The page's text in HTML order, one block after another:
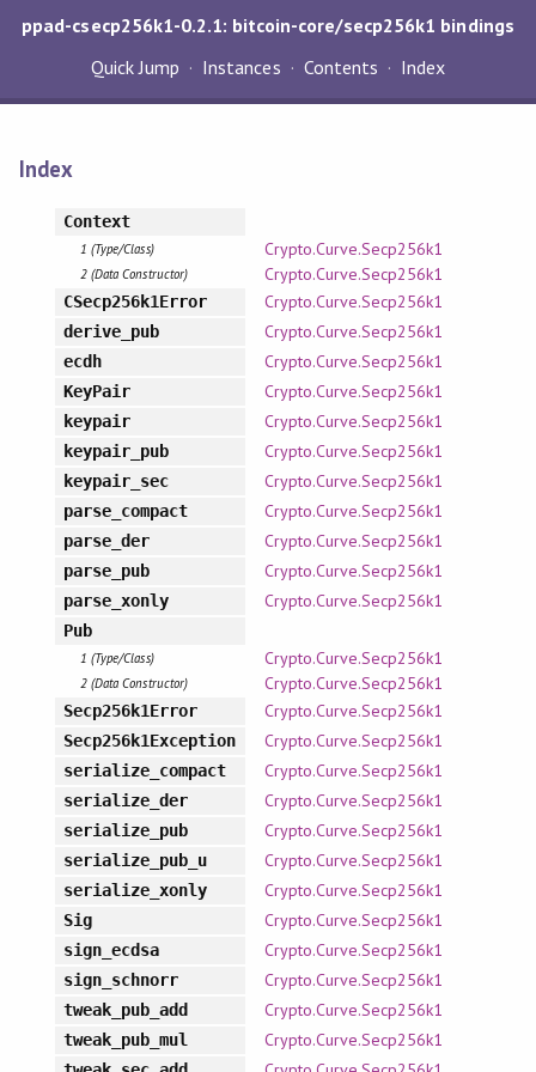
ppad-csecp256k1-0.2.1: bitcoin-core/secp256k1 bindings
Quick Jump
Instances Contents Index
Index
Context
1 (Type/Class) Crypto.Curve.Secp256k1
2 (Data Constructor) Crypto.Curve.Secp256k1
CSecp256k1Error Crypto.Curve.Secp256k1
derive_pub Crypto.Curve.Secp256k1
ecdh Crypto.Curve.Secp256k1
KeyPair Crypto.Curve.Secp256k1
keypair Crypto.Curve.Secp256k1
keypair_pub Crypto.Curve.Secp256k1
keypair_sec Crypto.Curve.Secp256k1
parse_compact Crypto.Curve.Secp256k1
parse_der Crypto.Curve.Secp256k1
parse_pub Crypto.Curve.Secp256k1
parse_xonly Crypto.Curve.Secp256k1
Pub
1 (Type/Class) Crypto.Curve.Secp256k1
2 (Data Constructor) Crypto.Curve.Secp256k1
Secp256k1Error Crypto.Curve.Secp256k1
Secp256k1Exception Crypto.Curve.Secp256k1
serialize_compact Crypto.Curve.Secp256k1
serialize_der Crypto.Curve.Secp256k1
serialize_pub Crypto.Curve.Secp256k1
serialize_pub_u Crypto.Curve.Secp256k1
serialize_xonly Crypto.Curve.Secp256k1
Sig Crypto.Curve.Secp256k1
sign_ecdsa Crypto.Curve.Secp256k1
sign_schnorr Crypto.Curve.Secp256k1
tweak_pub_add Crypto.Curve.Secp256k1
tweak_pub_mul Crypto.Curve.Secp256k1